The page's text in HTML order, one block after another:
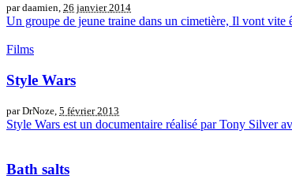
par daamien, 26 janvier 2014
Un groupe de jeune traine dans un cimetière, Il vont vite
Films
Style Wars
par DrNoze, 5 février 2013
Style Wars est un documentaire réalisé par Tony Silver
Bath salts